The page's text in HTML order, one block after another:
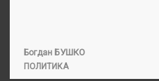
Богдан БУШКО
ПОЛИТИКА